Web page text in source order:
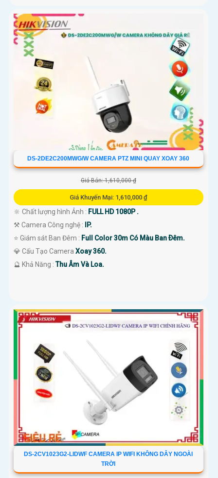
DS-2DE2C200MWG/W CAMERA PTZ MINI QUAY XOAY 360
Giá Bán: 1,610,000 ₫
Giá Khuyến Mại: 1,610,000 ₫
🔆 Chất lượng hình Ảnh : FULL HD 1080P .
⚒ Camera Công nghệ :
IP.
⭐ Giám sát Ban Đêm : Full Color 30m Có Màu Ban Ðêm.
💎 Cấu Tạo Camera Xoay 360.
️🔮 Khả Năng :Thu Âm Và Loa.
DS-2CV1023G2-LIDWF CAMERA IP WIFI KHÔNG DÂY NGOÀI
TRỜI